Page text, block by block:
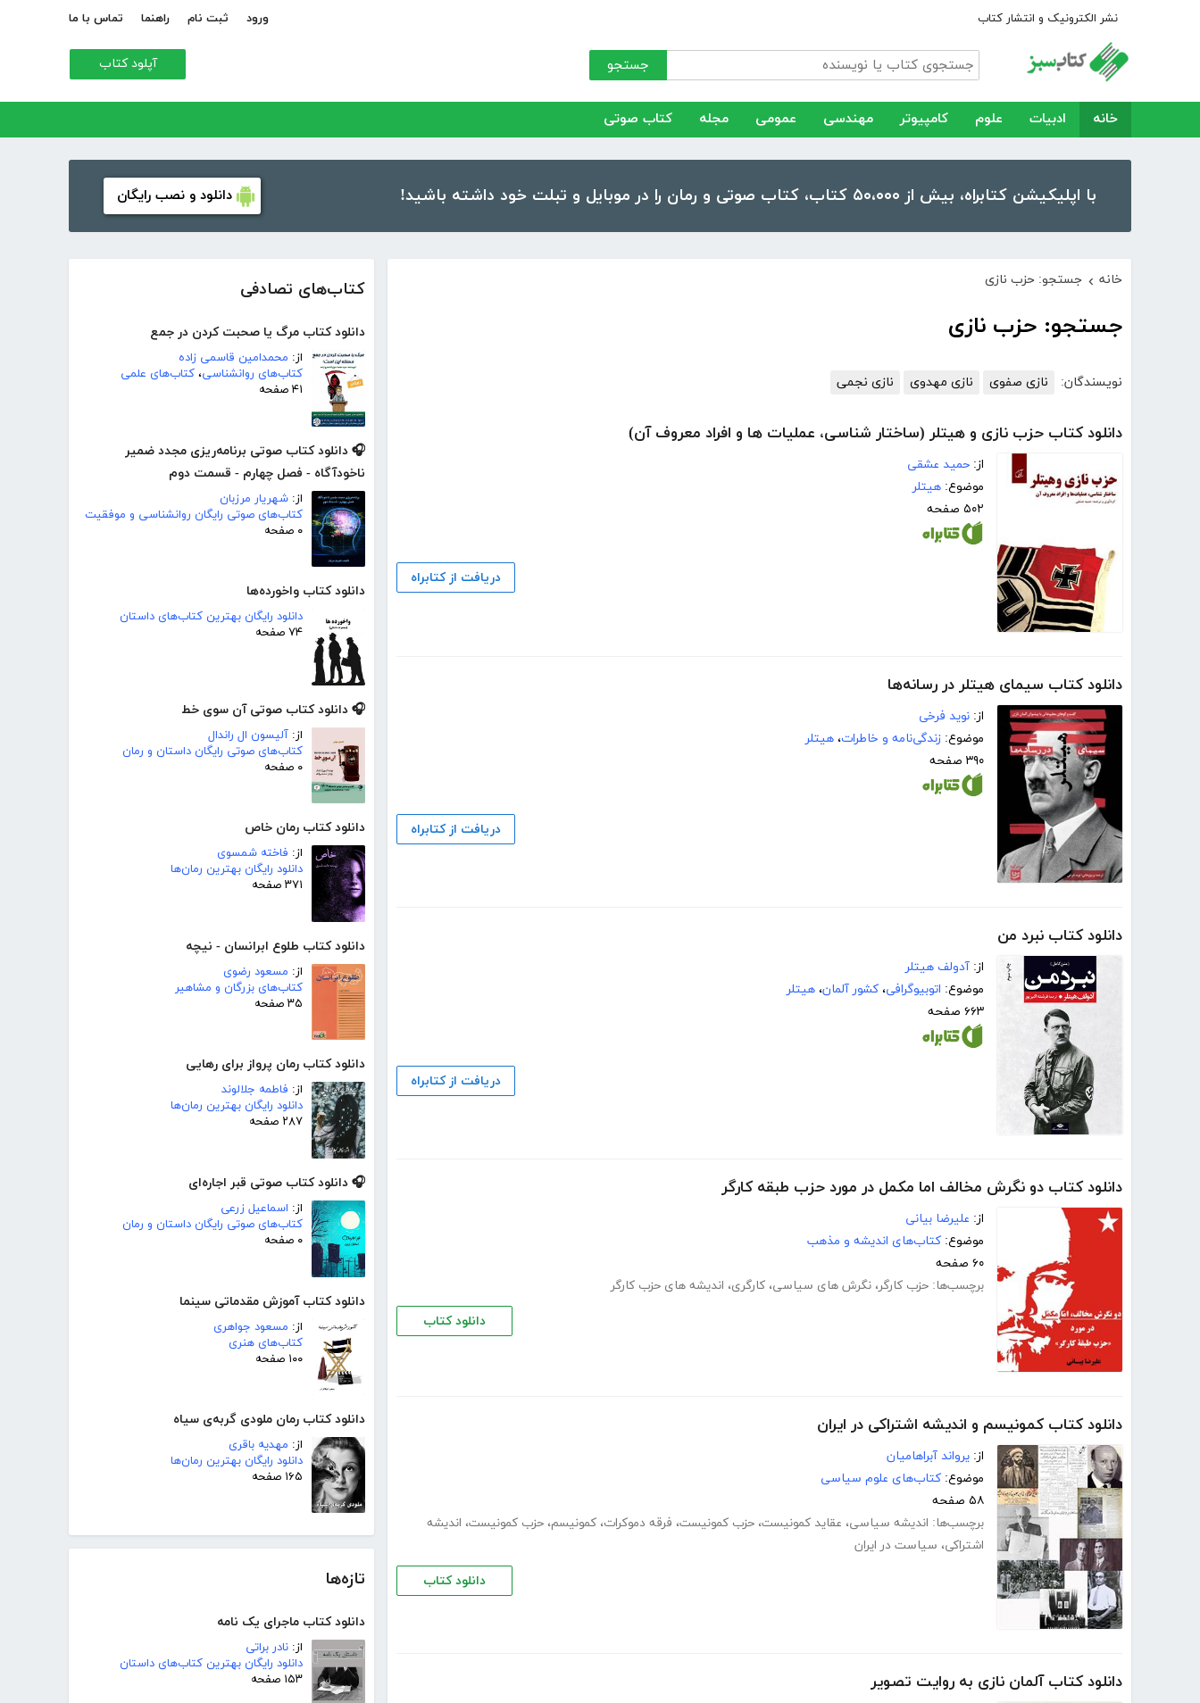
نشر الکترونیک و انتشار کتاب ورود ثبت نام راهنما تماس با ما
جستجو آپلود کتاب
خانه ادبیات علوم کامپیوتر مهندسی عمومی مجله کتاب صوتی
با اپلیکیشن کتابراه، بیش از ۵۰،۰۰۰ کتاب، کتاب صوتی و رمان را در موبایل و تبلت خود داشته باشید! دانلود و نصب رایگان
کتاب‌های تصادفی
دانلود کتاب مرگ یا صحبت کردن در جمع
از: محمدامین قاسمی زاده
کتاب‌های روانشناسی، کتاب‌های علمی
۴۱ صفحه
🎧 دانلود کتاب صوتی برنامه‌ریزی مجدد ضمیر
ناخودآگاه - فصل چهارم - قسمت دوم
از: شهریار مرزبان
کتاب‌های صوتی رایگان روانشناسی و موفقیت
۰ صفحه
دانلود کتاب واخورده‌ها
دانلود رایگان بهترین کتاب‌های داستان
۷۴ صفحه
🎧 دانلود کتاب صوتی آن سوی خط
از: آلیسون ال راندال
کتاب‌های صوتی رایگان داستان و رمان
۰ صفحه
دانلود کتاب رمان خاص
از: فاخته شمسوی
دانلود رایگان بهترین رمان‌ها
۳۷۱ صفحه
دانلود کتاب طلوع ابرانسان - نیچه
از: مسعود رضوی
کتاب‌های بزرگان و مشاهیر
۳۵ صفحه
دانلود کتاب رمان پرواز برای رهایی
از: فاطمه جلالوند
دانلود رایگان بهترین رمان‌ها
۲۸۷ صفحه
🎧 دانلود کتاب صوتی قبر اجاره‌ای
از: اسماعیل زرعی
کتاب‌های صوتی رایگان داستان و رمان
۰ صفحه
دانلود کتاب آموزش مقدماتی سینما
از: مسعود جواهری
کتاب‌های هنری
۱۰۰ صفحه
دانلود کتاب رمان ملودی گربه‌ی سیاه
از: مهدیه باقری
دانلود رایگان بهترین رمان‌ها
۱۶۵ صفحه
تازه‌ها
دانلود کتاب ماجرای یک نامه
از: نادر براتی
دانلود رایگان بهترین کتاب‌های داستان
۱۵۳ صفحه
خانه › جستجو: حزب نازی
جستجو: حزب نازی
نویسندگان: نازی صفوی نازی مهدوی نازی نجمی
دانلود کتاب حزب نازی و هیتلر (ساختار شناسی، عملیات ها و افراد معروف آن)
از: حمید عشقی
موضوع: هیتلر
۵۰۲ صفحه
دریافت از کتابراه
دانلود کتاب سیمای هیتلر در رسانه‌ها
از: نوید فرخی
موضوع: زندگی‌نامه و خاطرات، هیتلر
۳۹۰ صفحه
دریافت از کتابراه
دانلود کتاب نبرد من
از: آدولف هیتلر
موضوع: اتوبیوگرافی، کشور آلمان، هیتلر
۶۶۳ صفحه
دریافت از کتابراه
دانلود کتاب دو نگرش مخالف اما مکمل در مورد حزب طبقه کارگر
از: علیرضا بیانی
موضوع: کتاب‌های اندیشه و مذهب
۶۰ صفحه
برچسب‌ها: حزب کارگر، نگرش های سیاسی، کارگری، اندیشه های حزب کارگر
دانلود کتاب
دانلود کتاب کمونیسم و اندیشه اشتراکی در ایران
از: یرواند آبراهامیان
موضوع: کتاب‌های علوم سیاسی
۵۸ صفحه
برچسب‌ها: اندیشه سیاسی، عقاید کمونیست، حزب کمونیست، فرقه دموکرات، کمونیسم، حزب کمونیست، اندیشه
اشتراکی، سیاست در ایران
دانلود کتاب
دانلود کتاب آلمان نازی به روایت تصویر